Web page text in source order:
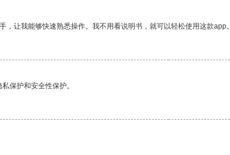
让我能够快速熟悉操作。我不用看说明书，就可以轻松使用这款app。
保护和安全性保护。